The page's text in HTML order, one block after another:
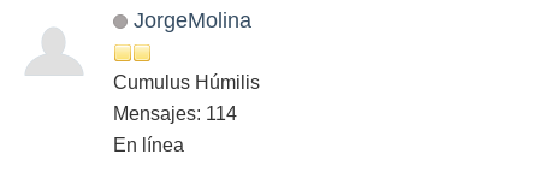
JorgeMolina
Cumulus Húmilis
Mensajes: 114
En línea